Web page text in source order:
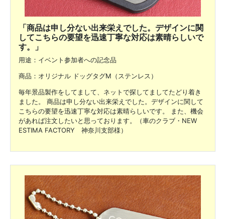
「商品は申し分ない出来栄えでした。デザインに関
してこちらの要望を迅速丁寧な対応は素晴らしいで
す。」
用途：イベント参加者への記念品
商品：オリジナル ドッグタグM（ステンレス）
毎年景品製作をしてまして、ネットで探してましてたどり着き
ました。 商品は申し分ない出来栄えでした。デザインに関して
こちらの要望を迅速丁寧な対応は素晴らしいです。 また、機会
があれば注文したいと思っております。（車のクラブ・NEW
ESTIMA FACTORY 神奈川支部様）